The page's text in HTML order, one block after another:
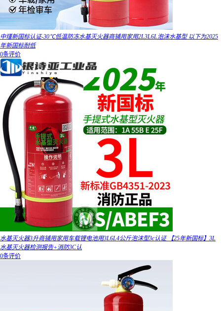
中瑾新国标认证-30℃低温防冻水基灭火器商铺用家用2L3L6L泡沫水基型 以下为2025
年新国标耐低
0条评价
水基灭火器3升商铺用家用车载锂电池用3L6L4公斤泡沫型3c认证 【25年新国标】3L
水基灭火器检测报告+消防3C认
0条评价